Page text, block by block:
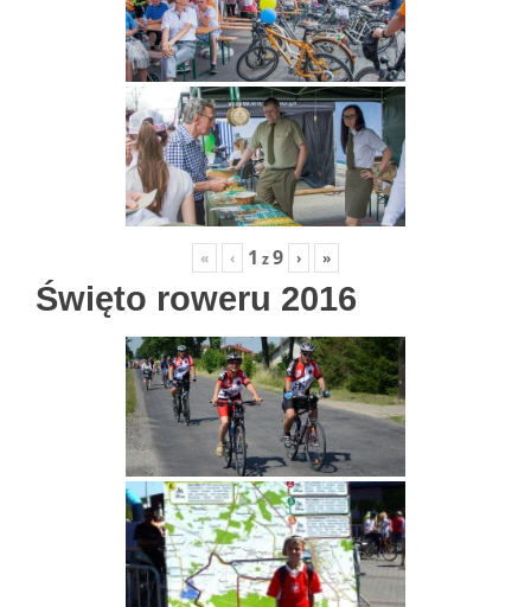
« ‹ 1 z9 › »
Święto roweru 2016